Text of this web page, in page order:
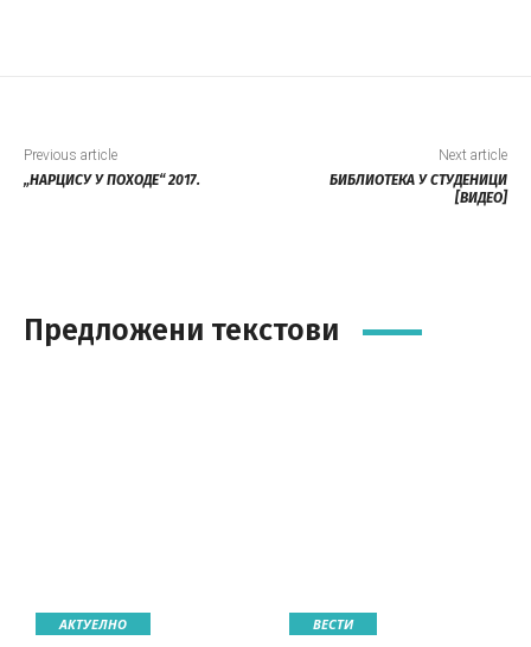
Previous article
„НАРЦИСУ У ПОХОДЕ“ 2017.
Next article
БИБЛИОТЕКА У СТУДЕНИЦИ
[ВИДЕО]
Предложени текстови
АКТУЕЛНО ВЕСТИ